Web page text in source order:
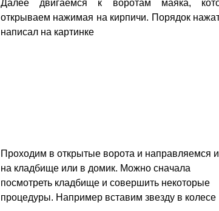
Далее двигаемся к воротам маяка,
открываем нажимая на кирпичи. Порядок
написал на картинке
Проходим в открытые ворота и направляемся
на кладбище или в домик. Можно сначала
посмотреть кладбище и совершить некоторые
процедуры. Например вставим звезду в колесе